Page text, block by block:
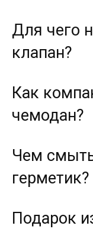
Для чего
клапан?
Как
чемодан?
Чем
герметик?
Подарок